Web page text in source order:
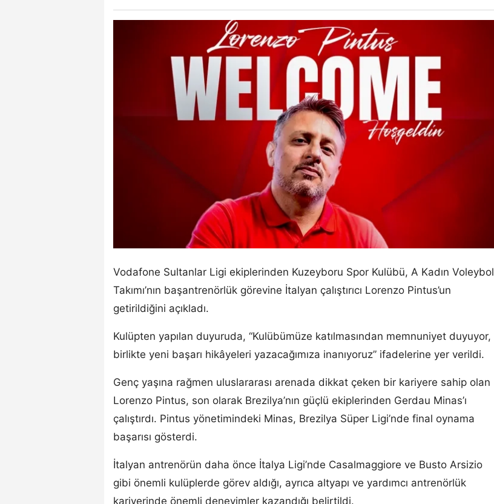
Vodafone Sultanlar Ligi ekiplerinden Kuzeyboru Spor Kulübü, A Kadın Voleybol
Takımı’nın başantrenörlük görevine İtalyan çalıştırıcı Lorenzo Pintus’un
getirildiğini açıkladı.
Kulüpten yapılan duyuruda, “Kulübümüze katılmasından memnuniyet duyuyor,
birlikte yeni başarı hikâyeleri yazacağımıza inanıyoruz” ifadelerine yer verildi.
Genç yaşına rağmen uluslararası arenada dikkat çeken bir kariyere sahip olan
Lorenzo Pintus, son olarak Brezilya’nın güçlü ekiplerinden Gerdau Minas’ı
çalıştırdı. Pintus yönetimindeki Minas, Brezilya Süper Ligi’nde final oynama
başarısı gösterdi.
İtalyan antrenörün daha önce İtalya Ligi’nde Casalmaggiore ve Busto Arsizio
gibi önemli kulüplerde görev aldığı, ayrıca altyapı ve yardımcı antrenörlük
kariyerinde önemli deneyimler kazandığı belirtildi.